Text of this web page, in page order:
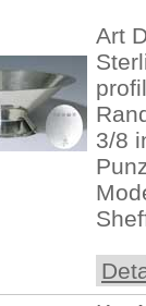
Art
3/8